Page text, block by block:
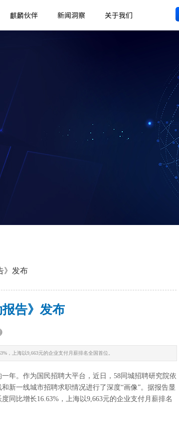
麒麟伙伴 新闻洞察 关于我们
》发布
报告》发布
，上海以9,663元的企业支付月薪排名全国首位。
。作为国民招聘大平台，近日，58同城招聘研究院依
新一线城市招聘求职情况进行了深度“画像”。据报告显
同比增长16.63%，上海以9,663元的企业支付月薪排名